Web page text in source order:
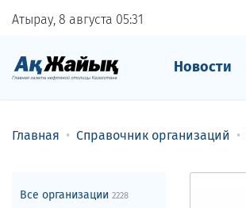
Атырау, 8 августа 05 31
Новости
Главная Справочник организаций
Все организации 2228